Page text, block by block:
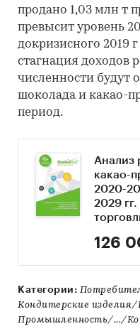
продано 1,03 млн т
превысит уровень
докризисного 2019
стагнация доходов
численности будут
шоколада и какао-
период.
Анализ
какао-
2020-
2029
126
Категории:
Кондитерские
Промышленность/.../